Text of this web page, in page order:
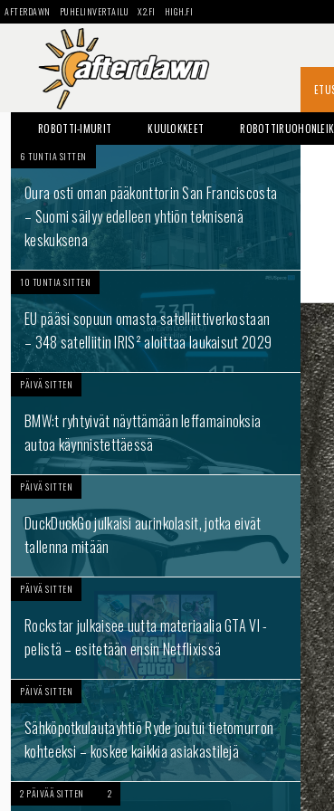
AFTERDAWN PUHELINVERTAILU X2.FI HIGH.FI
ROBOTTI-IMURIT KUULOKKEET
6 TUNTIA SITTEN
Oura osti oman pääkonttorin San Franciscosta
– Suomi säilyy edelleen yhtiön teknisenä
keskuksena
10 TUNTIA SITTEN
EU pääsi sopuun omasta satelliittiverkostaan
– 348 satelliitin IRIS² aloittaa laukaisut 2029
PÄIVÄ SITTEN
BMW:t ryhtyivät näyttämään leffamainoksia
autoa käynnistettäessä
PÄIVÄ SITTEN
DuckDuckGo julkaisi aurinkolasit, jotka eivät
tallenna mitään
PÄIVÄ SITTEN
Rockstar julkaisee uutta materiaalia GTA VI -
pelistä – esitetään ensin Netflixissä
PÄIVÄ SITTEN
Sähköpotkulautayhtiö Ryde joutui tietomurron
kohteeksi – koskee kaikkia asiakastilejä
2 PÄIVÄÄ SITTEN 2